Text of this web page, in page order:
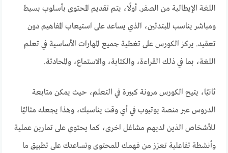
اللغة الإيطالية من الصفر. أولًا، يتم تقديم المحتوى بأسلوب بسيط
ومباشر يناسب المبتدئين، الذي يساعد على استيعاب المفاهيم دون
تعقيد. يركز الكورس على تغطية جميع المهارات الأساسية في تعلم
اللغة، بما في ذلك القراءة، والكتابة، والاستماع، والمحادثة.
ثانيًا، يتيح الكورس مرونة كبيرة في التعلم، حيث يمكن متابعة
الدروس عبر منصة يوتيوب في أي وقت يناسبك، وهذا يجعله مثاليًا
للأشخاص الذين لديهم مشاغل اخرى، كما يحتوي على تمارين عملية
وأنشطة تفاعلية تعزز من فهمك للمحتوى وتساعدك على تطبيق ما